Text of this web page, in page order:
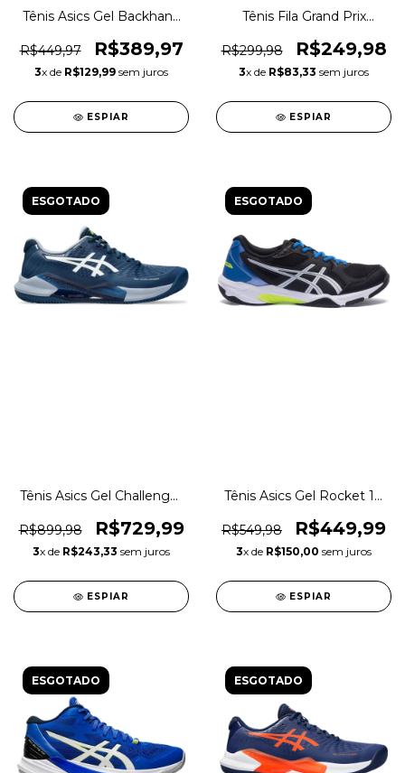
Tênis Asics Gel Backhand
1magnus
R$449,97 R$389,97
3x de R$129,99 sem juros
ESPIAR
Tênis Fila Grand Prix
Original 1magnus
R$299,98 R$249,98
3x de R$83,33 sem juros
ESPIAR
ESGOTADO
Tênis Asics Gel Challenger
1magnus
R$899,98 R$729,99
3x de R$243,33 sem juros
ESPIAR
ESGOTADO
Tênis Asics Gel Rocket 10
Original 1magnus
R$549,98 R$449,99
3x de R$150,00 sem juros
ESPIAR
ESGOTADO ESGOTADO